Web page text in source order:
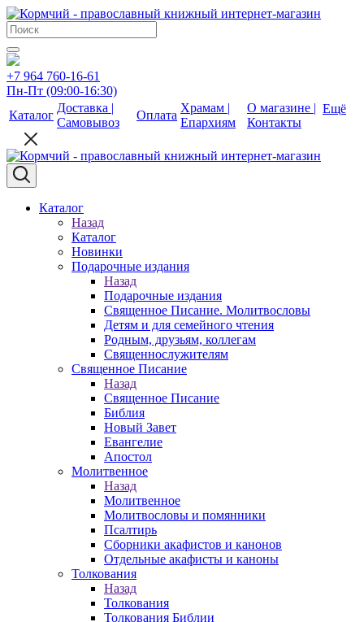
+7 964 760-16-61
Пн-Пт (09:00-16:30)
Каталог
Доставка |
Самовывоз
Оплата
Храмам |
Епархиям
О магазине |
Контакты
Ещё
Каталог
Назад
Каталог
Новинки
Подарочные издания
Назад
Подарочные издания
Священное Писание. Молитвословы
Детям и для семейного чтения
Родным, друзьям, коллегам
Священнослужителям
Священное Писание
Назад
Священное Писание
Библия
Новый Завет
Евангелие
Апостол
Молитвенное
Назад
Молитвенное
Молитвословы и помянники
Псалтирь
Сборники акафистов и канонов
Отдельные акафисты и каноны
Толкования
Назад
Толкования
Толкования Библии